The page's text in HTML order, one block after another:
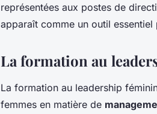
représentées aux postes de
apparaît comme un outil
La formation au
La formation au leadership
femmes en matière de